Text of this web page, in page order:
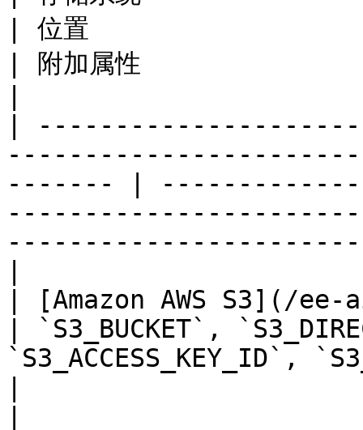
| 位置
| 附加属性
|
------- |
| [Amazon AWS S3](/
| `S3_BUCKET`,
`S3_ACCESS_KEY_ID`,